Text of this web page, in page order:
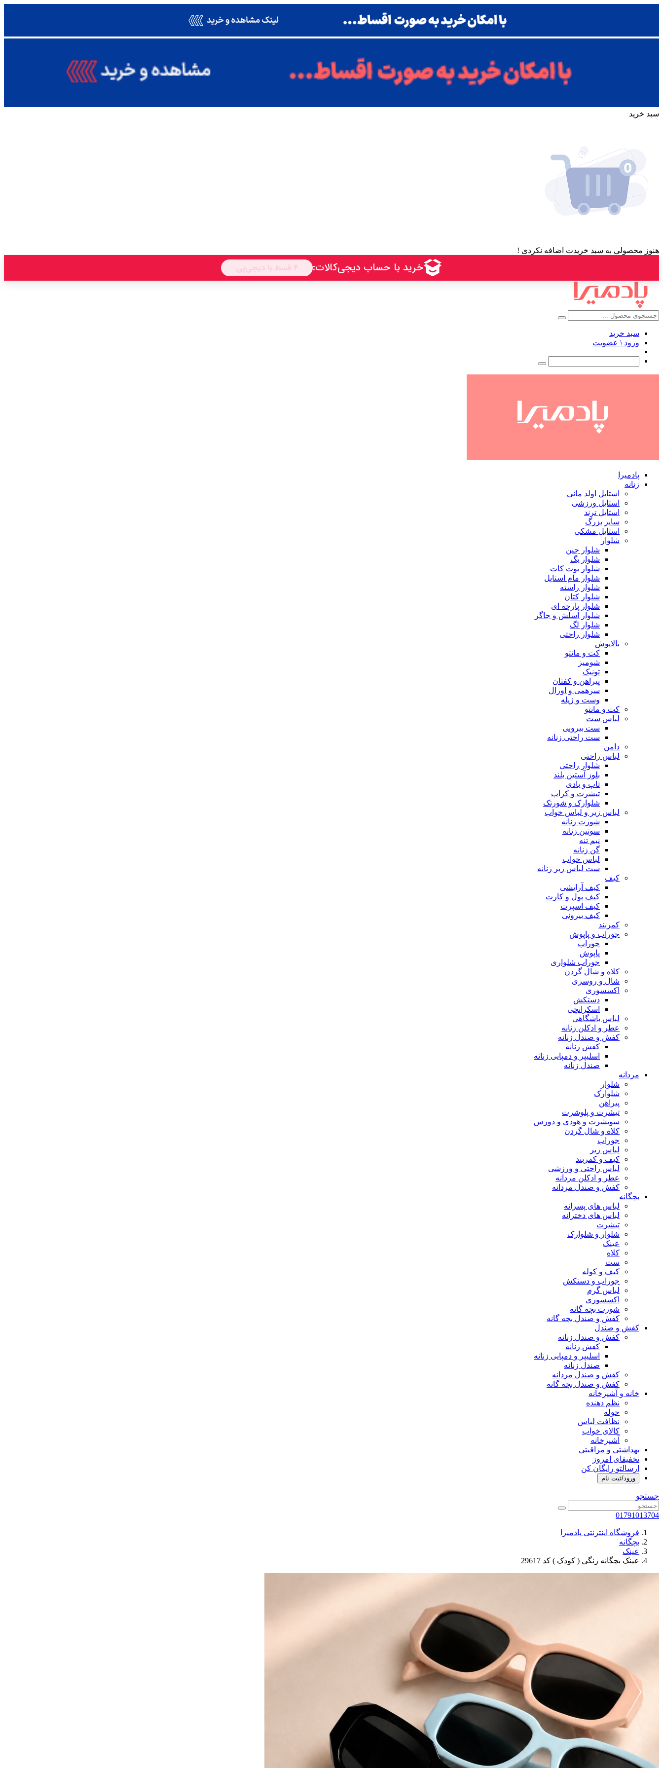
سبد خرید
هنوز محصولی به سبد خریدت اضافه نکردی !
سبد خرید
ورود \ عضویت
پادمیرا
زنانه
استایل اولد مانی
استایل ورزشی
استایل ترند
سایز بزرگ
استایل مشکی
شلوار
شلوار جین
شلوار بگ
شلوار بوت کات
شلوار مام استایل
شلوار راسته
شلوار کتان
شلوار پارچه ای
شلوار اسلش و جاگر
شلوار لگ
شلوار راحتی
بالاپوش
کت و مانتو
شومیز
تونیک
پیراهن و کفتان
سرهمی و اورال
وست و ژیله
کت و مانتو
لباس ست
ست بیرونی
ست راحتی زنانه
دامن
لباس راحتی
شلوار راحتی
بلوز آستین بلند
تاپ و بادی
تیشرت و کراپ
شلوارک و شورتک
لباس زیر و لباس خواب
شورت زنانه
سوتین زنانه
نیم تنه
گن زنانه
لباس خواب
ست لباس زیر زنانه
کیف
کیف آرایشی
کیف پول و کارت
کیف اسپرت
کیف بیرونی
کمربند
جوراب و پاپوش
جوراب
پاپوش
جوراب شلواری
کلاه و شال گردن
شال و روسری
اکسسوری
دستکش
اسکرانچی
لباس باشگاهی
عطر و ادکلن زنانه
کفش و صندل زنانه
کفش زنانه
اسلیپر و دمپایی زنانه
صندل زنانه
مردانه
شلوار
شلوارک
پیراهن
تیشرت و پلوشرت
سویشرت و هودی و دورس
کلاه و شال گردن
جوراب
لباس زیر
کیف و کمربند
لباس راحتی و ورزشی
عطر و ادکلن مردانه
کفش و صندل مردانه
بچگانه
لباس های پسرانه
لباس های دخترانه
تیشرت
شلوار و شلوارک
عینک
کلاه
ست
کیف و کوله
جوراب و دستکش
لباس گرم
اکسسوری
شورت بچه گانه
کفش و صندل بچه گانه
کفش و صندل
کفش و صندل زنانه
کفش زنانه
اسلیپر و دمپایی زنانه
صندل زنانه
کفش و صندل مردانه
کفش و صندل بچه گانه
خانه و آشپزخانه
نظم دهنده
حوله
نظافت لباس
کالای خواب
آشپزخانه
بهداشتی و مراقبتی
تخفیفای امروز
ارسالتو رایگان کن
ورود/ثبت نام
جستجو
01791013704
فروشگاه اینترنتی پادمیرا
بچگانه
عینک
عینک بچگانه رنگی ( کودک ) کد 29617